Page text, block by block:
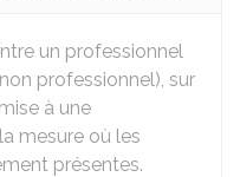
un professionnel
professionnel), sur
à une
mesure où les
présentes.